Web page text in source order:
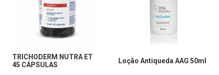
TRICHODERM NUTRA ET
45 CÁPSULAS
Loção Antiqueda AAG 50ml